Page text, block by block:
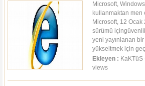
Microsoft, Windows
kullanmaktan men
Microsoft, 12
sürümü
yeni yayınlanan
yükseltmek için
Ekleyen :
views